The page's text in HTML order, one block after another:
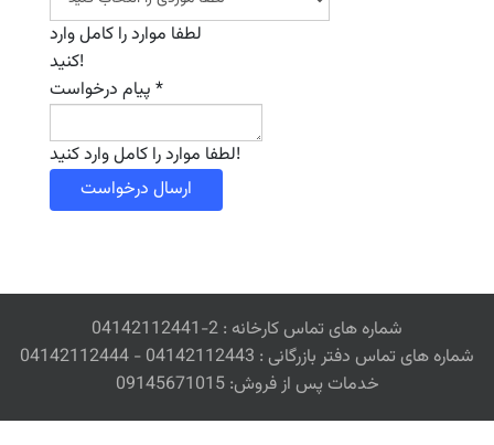
لطفا موارد را کامل وارد
کنید!
پیام درخواست *
لطفا موارد را کامل وارد کنید!
ارسال درخواست
شماره های تماس کارخانه : 2-04142112441
شماره های تماس دفتر بازرگانی : 04142112443 - 04142112444
خدمات پس از فروش: 09145671015